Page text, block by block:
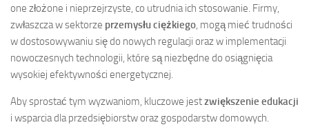
one złożone i nieprzejrzyste, co utrudnia ich stosowanie. Firmy,
zwłaszcza w sektorze przemysłu ciężkiego , mogą mieć trudności
w dostosowywaniu się do nowych regulacji oraz w implementacji
nowoczesnych technologii, które są niezbędne do osiągnięcia
wysokiej efektywności energetycznej.
Aby sprostać tym wyzwaniom, kluczowe jestzwiększenie edukacji
i wsparcia dla przedsiębiorstw oraz gospodarstw domowych.